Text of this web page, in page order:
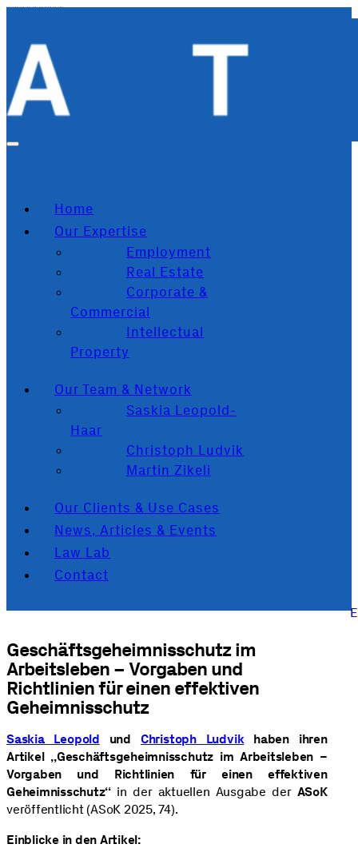
Home
Our Expertise
Employment
Real Estate
Corporate &
Commercial
Intellectual
Property
Our Team & Network
Saskia Leopold-
Haar
Christoph Ludvik
Martin Zikeli
Our Clients & Use Cases
News, Articles & Events
Law Lab
Contact
Geschäftsgeheimnisschutz im
Arbeitsleben – Vorgaben und
Richtlinien für einen effektiven
Geheimnisschutz
Saskia Leopold und Christoph Ludvik haben ihren
Artikel „Geschäftsgeheimnisschutz im Arbeitsleben –
Vorgaben und Richtlinien für einen effektiven
Geheimnisschutz“ in der aktuellen Ausgabe der ASoK
veröffentlicht (ASoK 2025, 74).
Einblicke in den Artikel: